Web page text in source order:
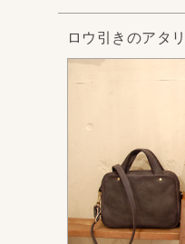
ロウ引きのアタリ